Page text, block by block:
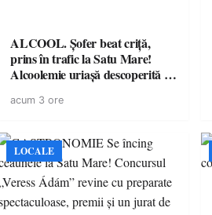
ALCOOL. Șofer beat criță,
prins în trafic la Satu Mare!
Alcoolemie uriașă descoperită de
acum 3 ore
LOCALE